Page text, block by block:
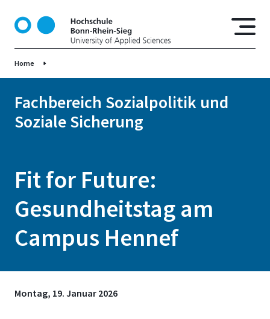
t
Home
Fachbereich Sozialpolitik und
Soziale Sicherung
Fit for Future:
Gesundheitstag am
Campus Hennef
Montag, 19. Januar 2026